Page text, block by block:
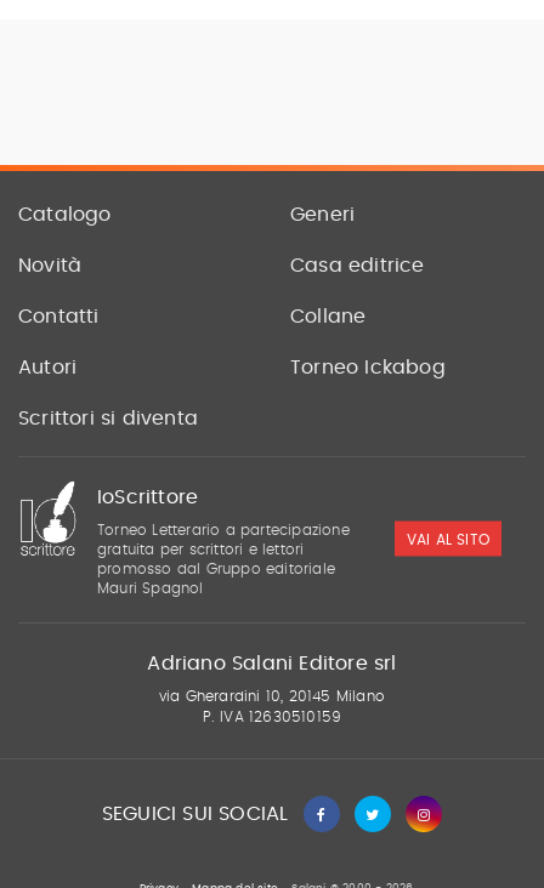
Catalogo Generi
Novità Casa editrice
Contatti Collane
Autori Torneo Ickabog
Scrittori si diventa
IoScrittore
Torneo Letterario a partecipazione
gratuita per scrittori e lettori
promosso dal Gruppo editoriale
Mauri Spagnol
VAI AL SITO
Adriano Salani Editore srl
via Gherardini 10, 20145 Milano
P. IVA 12630510159
SEGUICI SUI SOCIAL